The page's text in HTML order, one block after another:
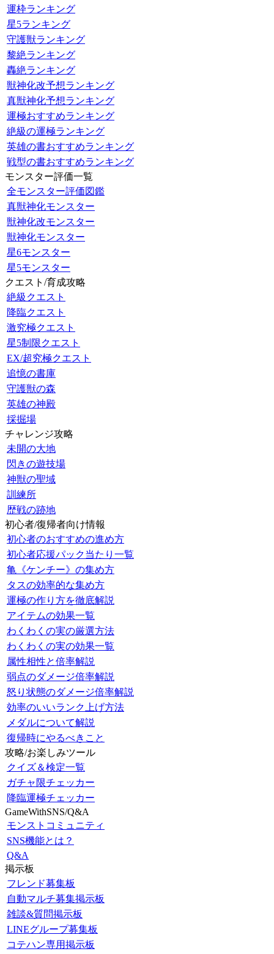
運枠ランキング
星5ランキング
守護獣ランキング
黎絶ランキング
轟絶ランキング
獣神化改予想ランキング
真獣神化予想ランキング
運極おすすめランキング
絶級の運極ランキング
英雄の書おすすめランキング
戦型の書おすすめランキング
モンスター評価一覧
全モンスター評価図鑑
真獣神化モンスター
獣神化改モンスター
獣神化モンスター
星6モンスター
星5モンスター
クエスト/育成攻略
絶級クエスト
降臨クエスト
激究極クエスト
星5制限クエスト
EX/超究極クエスト
追憶の書庫
守護獣の森
英雄の神殿
採掘場
チャレンジ攻略
未開の大地
閃きの遊技場
神獣の聖域
訓練所
歴戦の跡地
初心者/復帰者向け情報
初心者のおすすめの進め方
初心者応援パック当たり一覧
亀《ケンチー》の集め方
タスの効率的な集め方
運極の作り方を徹底解説
アイテムの効果一覧
わくわくの実の厳選方法
わくわくの実の効果一覧
属性相性と倍率解説
弱点のダメージ倍率解説
怒り状態のダメージ倍率解説
効率のいいランク上げ方法
メダルについて解説
復帰時にやるべきこと
攻略/お楽しみツール
クイズ＆検定一覧
ガチャ限チェッカー
降臨運極チェッカー
GameWithSNS/Q&A
モンストコミュニティ
SNS機能とは？
Q&A
掲示板
フレンド募集板
自動マルチ募集掲示板
雑談&質問掲示板
LINEグループ募集板
コテハン専用掲示板